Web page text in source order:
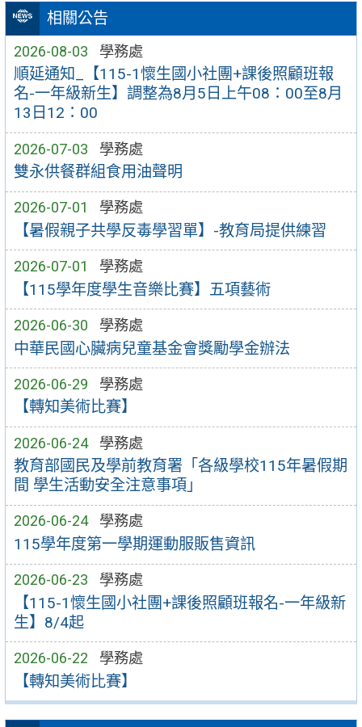
相關公告
2026-08-03 學務處
順延通知_【115-1懷生國小社團+課後照顧班報
名-一年級新生】調整為8月5日上午08：00至8月
13日12：00
2026-07-03 學務處
雙永供餐群組食用油聲明
2026-07-01 學務處
【暑假親子共學反毒學習單】-教育局提供練習
2026-07-01 學務處
【115學年度學生音樂比賽】五項藝術
2026-06-30 學務處
中華民國心臟病兒童基金會獎勵學金辦法
2026-06-29 學務處
【轉知美術比賽】
2026-06-24 學務處
教育部國民及學前教育署「各級學校115年暑假期
間 學生活動安全注意事項」
2026-06-24 學務處
115學年度第一學期運動服販售資訊
2026-06-23 學務處
【115-1懷生國小社團+課後照顧班報名-一年級新
生】8/4起
2026-06-22 學務處
【轉知美術比賽】